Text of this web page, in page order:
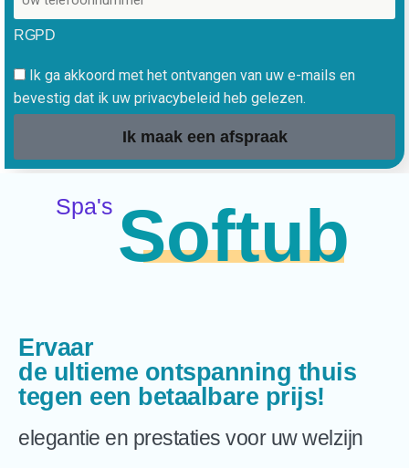
RGPD
Ik ga akkoord met het ontvangen van uw e-mails en
bevestig dat ik uw privacybeleid heb gelezen.
Ik maak een afspraak
Spa's Softub
Ervaar
de ultieme ontspanning thuis
tegen een betaalbare prijs!
elegantie en prestaties voor uw welzijn